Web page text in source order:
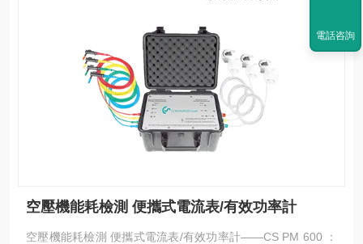
空壓機能耗檢測 便攜式電流表/有效功率計
空壓機能耗檢測 便攜式電流表/有效功率計——CS PM 600 ：
電話咨詢